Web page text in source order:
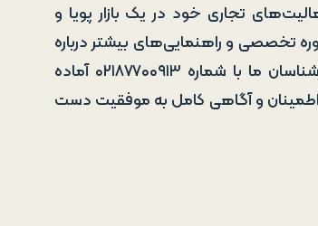
تجاری خود در یک بازار پویا و
تخصصی و راهنمایی‌های بیشتر درباره
ثبت شرکت در عمان، با موسسه مهاجرتی اینوسپات تماس بگیرید. کارشناسان ما با شماره ۰۲۱۸۷۷۰۰۹۱۳ آماده
و آگاهی کامل به موفقیت دست